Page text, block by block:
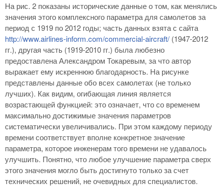
На рис. 2 показаны исторические данные о том, как менялись
значения этого комплексного параметра для самолетов за
период с 1919 по 2012 годы; часть данных взята с сайта
http://www.airlines-inform.com/commercial-aircraft/ (1947-2012
гг.), другая часть (1919-2010 гг.) была любезно
предоставлена Александром Токаревым, за что автор
выражает ему искреннюю благодарность. На рисунке
представлены данные обо всех самолетах (не только
лучших). Как видим, огибающая линия является
возрастающей функцией: это означает, что со временем
максимально достижимые значения параметров
систематически увеличивались. При этом каждому периоду
времени соответствует вполне конкретное значение
параметра, которое инженерам того времени не удавалось
улучшить. Понятно, что любое улучшение параметра сверх
этого значения могло быть достигнуто только за счет
технических решений, не очевидных для специалистов.